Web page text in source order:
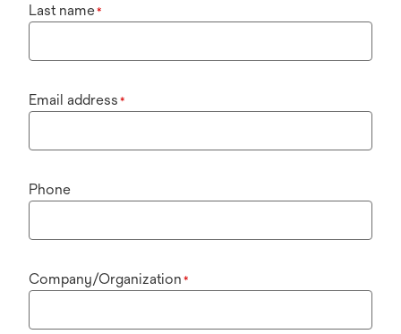
Last name*
Email address *
Phone
Company/Organization *